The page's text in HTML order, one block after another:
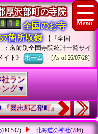
厚沢部町の寺院
全国のお寺
箇所収録
【『全国
：名前別全国寺院統計一覧サイ
イト》ホーム [As of 26/07/28]
社ラン
ング▼
『爾志郡乙部町』
(80,507) 北海道の神社(786)